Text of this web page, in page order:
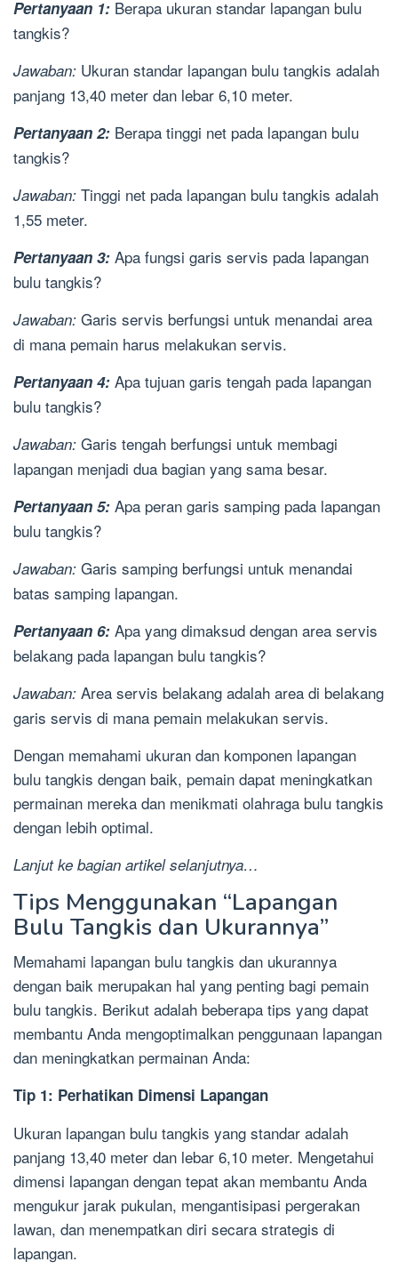
Pertanyaan 1: Berapa ukuran standar lapangan bulu
tangkis?
Jawaban: Ukuran standar lapangan bulu tangkis adalah
panjang 13,40 meter dan lebar 6,10 meter.
Pertanyaan 2: Berapa tinggi net pada lapangan bulu
tangkis?
Jawaban: Tinggi net pada lapangan bulu tangkis adalah
1,55 meter.
Pertanyaan 3: Apa fungsi garis servis pada lapangan
bulu tangkis?
Jawaban: Garis servis berfungsi untuk menandai area
di mana pemain harus melakukan servis.
Pertanyaan 4: Apa tujuan garis tengah pada lapangan
bulu tangkis?
Jawaban: Garis tengah berfungsi untuk membagi
lapangan menjadi dua bagian yang sama besar.
Pertanyaan 5: Apa peran garis samping pada lapangan
bulu tangkis?
Jawaban: Garis samping berfungsi untuk menandai
batas samping lapangan.
Pertanyaan 6: Apa yang dimaksud dengan area servis
belakang pada lapangan bulu tangkis?
Jawaban: Area servis belakang adalah area di belakang
garis servis di mana pemain melakukan servis.
Dengan memahami ukuran dan komponen lapangan
bulu tangkis dengan baik, pemain dapat meningkatkan
permainan mereka dan menikmati olahraga bulu tangkis
dengan lebih optimal.
Lanjut ke bagian artikel selanjutnya…
Tips Menggunakan “Lapangan
Bulu Tangkis dan Ukurannya”
Memahami lapangan bulu tangkis dan ukurannya
dengan baik merupakan hal yang penting bagi pemain
bulu tangkis. Berikut adalah beberapa tips yang dapat
membantu Anda mengoptimalkan penggunaan lapangan
dan meningkatkan permainan Anda:
Tip 1: Perhatikan Dimensi Lapangan
Ukuran lapangan bulu tangkis yang standar adalah
panjang 13,40 meter dan lebar 6,10 meter. Mengetahui
dimensi lapangan dengan tepat akan membantu Anda
mengukur jarak pukulan, mengantisipasi pergerakan
lawan, dan menempatkan diri secara strategis di
lapangan.